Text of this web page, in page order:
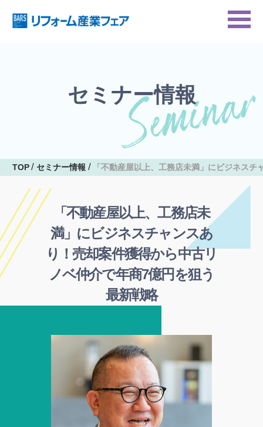
セミナー情報
TOP セミナー情報 「不動産屋以上、工務店未満」にビジネス
「不動産屋以上、工務店未
満」にビジネスチャンスあ
り！売却案件獲得から中古リ
ノベ仲介で年商7億円を狙う
最新戦略